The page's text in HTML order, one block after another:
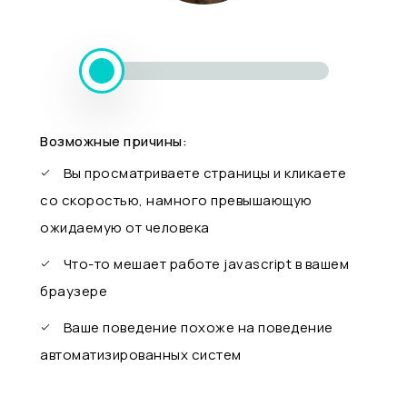
Возможные причины:
Вы просматриваете страницы и кликаете
со скоростью, намного превышающую
ожидаемую от человека
Что-то мешает работе javascript в вашем
браузере
Ваше поведение похоже на поведение
автоматизированных систем